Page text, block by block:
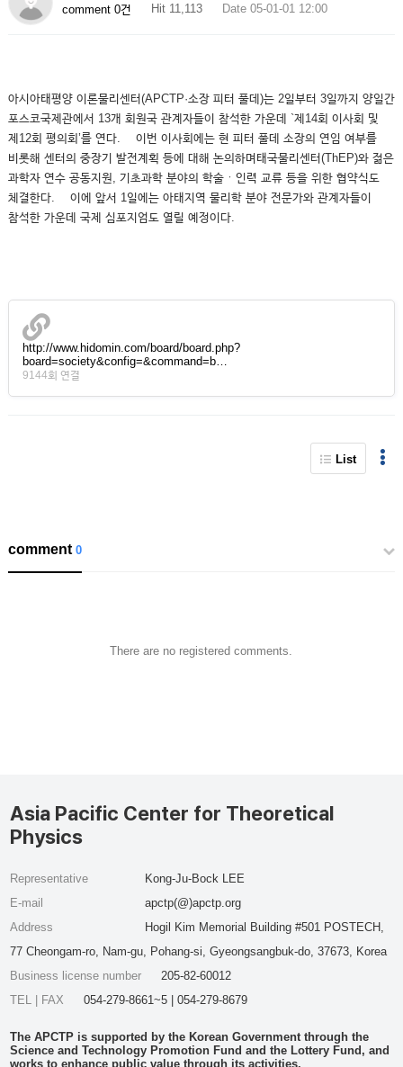
comment 0건
Hit 11,113 Date 05-01-01 12:00
아시아태평양 이론물리센터(APCTP·소장 피터 풀데)는 2일부터 3일까지 양일간
포스코국제관에서 13개 회원국 관계자들이 참석한 가운데 `제14회 이사회 및
제12회 평의회’를 연다. 이번 이사회에는 현 피터 풀데 소장의 연임 여부를
비롯해 센터의 중장기 발전계획 등에 대해 논의하며태국물리센터(ThEP)와 젊은
과학자 연수 공동지원, 기초과학 분야의 학술ㆍ인력 교류 등을 위한 협약식도
체결한다. 이에 앞서 1일에는 아태지역 물리학 분야 전문가와 관계자들이
참석한 가운데 국제 심포지엄도 열릴 예정이다.
http://www.hidomin.com/board/board.php?
board=society&config=&command=b…
9144회 연결
List
comment0
There are no registered comments.
Asia Pacific Center for Theoretical
Physics
Representative
Kong-Ju-Bock LEE
E-mail
apctp(@)apctp.org
Address
Hogil Kim Memorial Building #501 POSTECH,
77 Cheongam-ro, Nam-gu, Pohang-si, Gyeongsangbuk-do, 37673, Korea
Business license number
205-82-60012
TEL | FAX
054-279-8661~5 | 054-279-8679
The APCTP is supported by the Korean Government through the
Science and Technology Promotion Fund and the Lottery Fund, and
works to enhance public value through its activities.